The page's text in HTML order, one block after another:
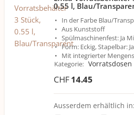
0.55 l, Blau/
In der Farbe Blau/
Aus Kunststoff
Spülmaschinenfest: Ja
Form: Eckig, Stapelbar: Ja
Mit integrierter
Kategorie: Vorratsdosen
CHF14.45
Ausserdem erhältlich in: